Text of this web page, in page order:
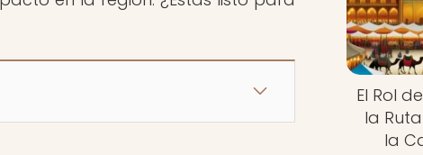
El Rol
la
la